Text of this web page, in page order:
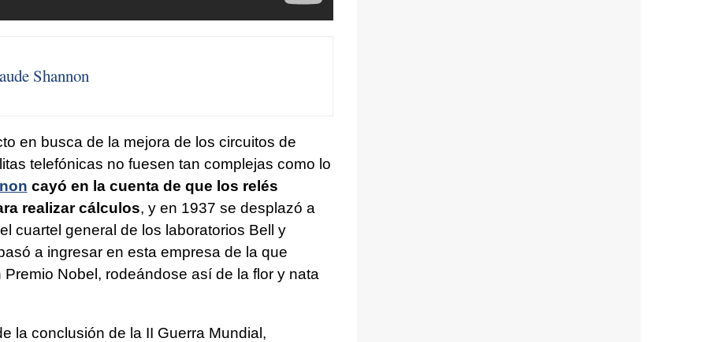
Shannon
en busca de la mejora de los circuitos de
telefónicas no fuesen tan complejas como lo
cayó en la cuenta de que los relés
realizar cálculos, y en 1937 se desplazó a
cuartel general de los laboratorios Bell y
a ingresar en esta empresa de la que
Nobel, rodeándose así de la flor y nata
la conclusión de la II Guerra Mundial,